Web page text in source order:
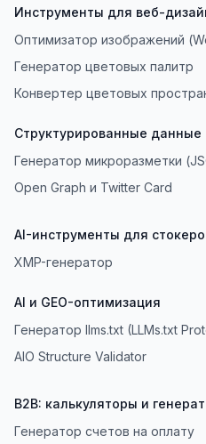
Инструменты для веб-
Оптимизатор изображений
Генератор цветовых палитр
Конвертер цветовых
Структурированные данные
Генератор микроразметки
Open Graph и Twitter Card
AI-инструменты для
XMP-генератор
AI и GEO-оптимизация
Генератор llms.txt (LLMs.txt
AIO Structure Validator
B2B: калькуляторы и
Генератор счетов на оплату